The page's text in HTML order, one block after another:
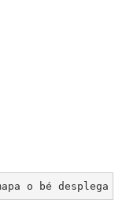
o bé desplega